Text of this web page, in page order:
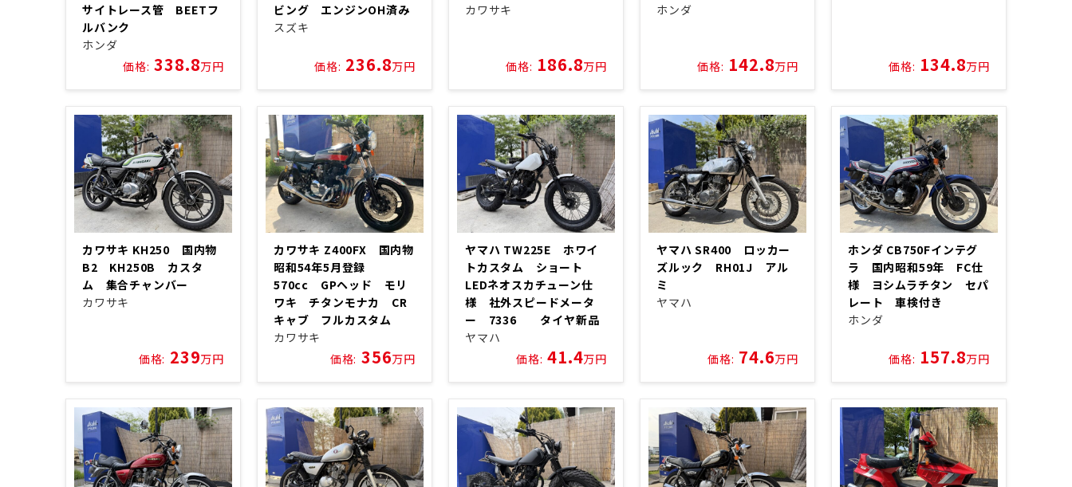
サイトレース管 BEETフ
ルバンク
ホンダ
価格: 338.8万円
ビング エンジンOH済み
スズキ
価格: 236.8万円
カワサキ
価格: 186.8万円
ホンダ
価格: 142.8万円 価格: 134.8万円
カワサキ KH250 国内物
B2 KH250B カスタ
ム 集合チャンバー
カワサキ
価格: 239万円
カワサキ Z400FX 国内物
昭和54年5月登録
570cc GPヘッド モリ
ワキ チタンモナカ CR
キャブ フルカスタム
カワサキ
価格: 356万円
ヤマハ TW225E ホワイ
トカスタム ショート
LEDネオスカチューン仕
様 社外スピードメータ
ー 7336 タイヤ新品
ヤマハ
価格: 41.4万円
ヤマハ SR400 ロッカー
ズルック RH01J アル
ミ
ヤマハ
価格: 74.6万円
ホンダ CB750Fインテグ
ラ 国内昭和59年 FC仕
様 ヨシムラチタン セパ
レート 車検付き
ホンダ
価格: 157.8万円